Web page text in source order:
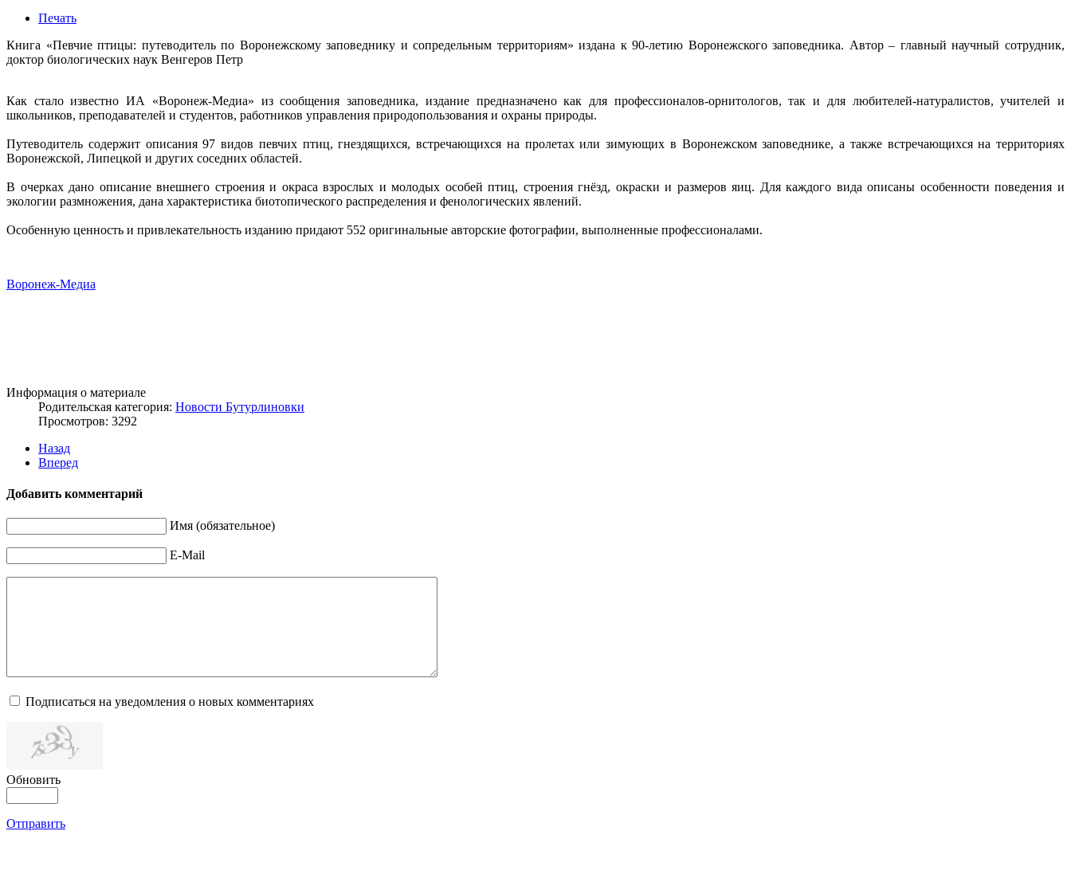
Печать
Книга «Певчие птицы: путеводитель по Воронежскому заповеднику и сопредельным территориям» издана к 90-летию Воронежского заповедника. Автор – главный научный сотрудник,
доктор биологических наук Венгеров Петр
Как стало известно ИА «Воронеж-Медиа» из сообщения заповедника, издание предназначено как для профессионалов-орнитологов, так и для любителей-натуралистов, учителей и
школьников, преподавателей и студентов, работников управления природопользования и охраны природы.
Путеводитель содержит описания 97 видов певчих птиц, гнездящихся, встречающихся на пролетах или зимующих в Воронежском заповеднике, а также встречающихся на территориях
Воронежской, Липецкой и других соседних областей.
В очерках дано описание внешнего строения и окраса взрослых и молодых особей птиц, строения гнёзд, окраски и размеров яиц. Для каждого вида описаны особенности поведения и
экологии размножения, дана характеристика биотопического распределения и фенологических явлений.
Особенную ценность и привлекательность изданию придают 552 оригинальные авторские фотографии, выполненные профессионалами.
Воронеж-Медиа
Информация о материале
Родительская категория: Новости Бутурлиновки
Просмотров: 3292
Назад
Вперед
Добавить комментарий
Имя (обязательное)
E-Mail
Подписаться на уведомления о новых комментариях
Обновить
Отправить